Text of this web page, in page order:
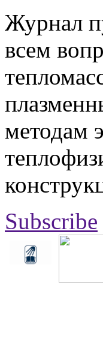
Журнал
всем
методам
Subscribe